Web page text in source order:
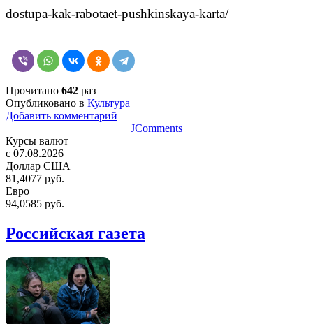
dostupa-kak-rabotaet-pushkinskaya-karta/
Прочитано 642 раз
Опубликовано в Культура
Добавить комментарий
JComments
Курсы валют
c 07.08.2026
Доллар США
81,4077 руб.
Евро
94,0585 руб.
Российская газета